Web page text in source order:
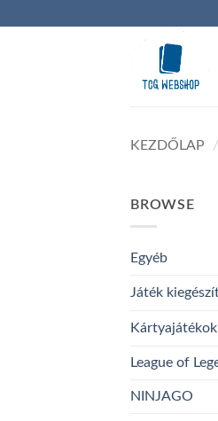
KEZDŐLAP /
BROWSE
Egyéb
Játék
Kártyajátékok
League of
NINJAGO